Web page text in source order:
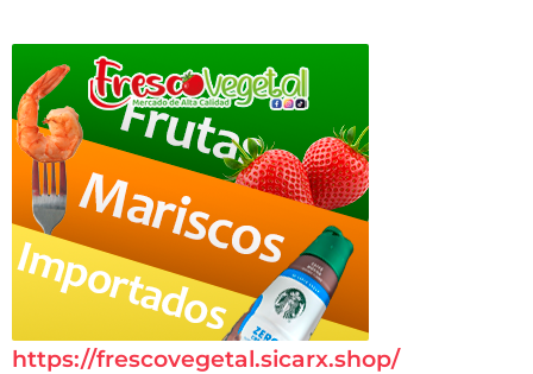
https://frescovegetal.sicarx.shop/